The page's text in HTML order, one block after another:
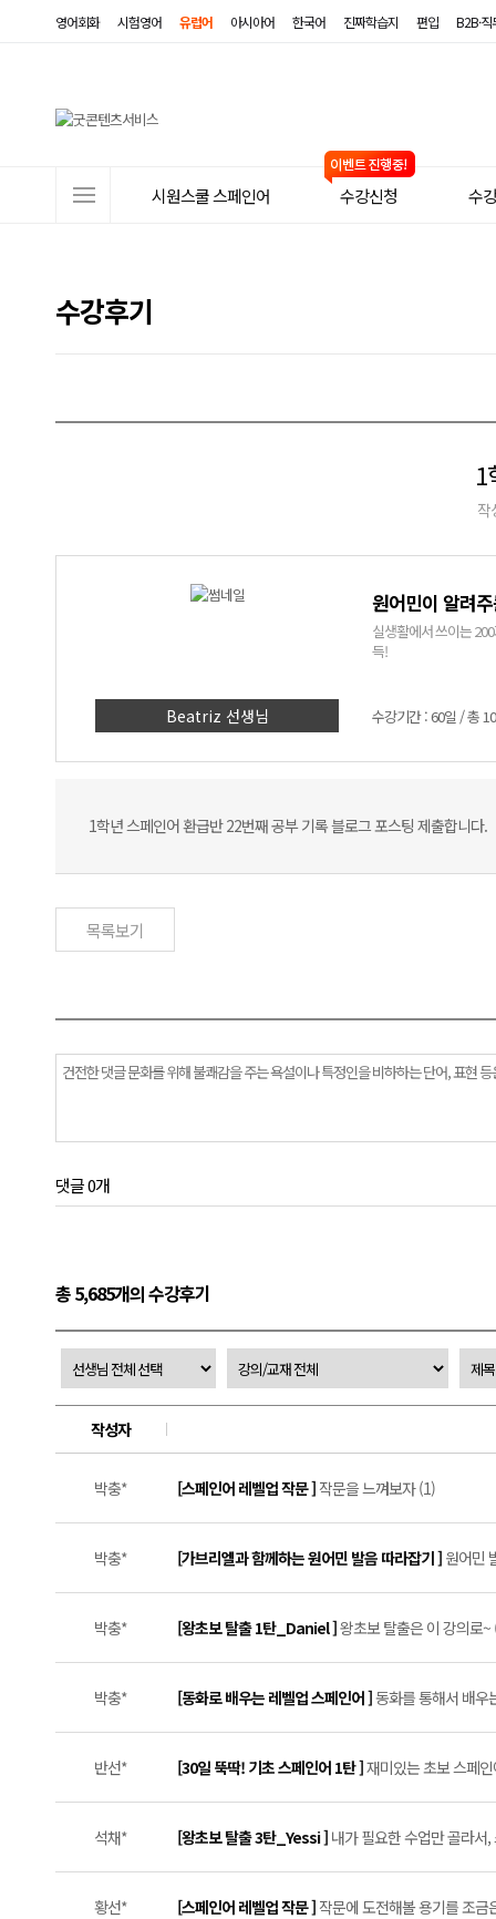
영어회화 시험영어 유럽어 아시아어 한국어 진짜학습지 편입 B2B·
뉴
시원스쿨 스페인어 수강신청 수
수강후기
1
작
Beatriz 선생님
원어민이 알려
실생활에서 쓰이는
득!
수강기간 : 60일 / 총
1학년 스페인어 환급반 22번째 공부 기록 블로그 포스팅 제출합니다.
목록보기
댓글 0개
총 5,685개의 수강후기
작성자
박충* [스페인어 레벨업 작문 ] 작문을 느껴보자 (1)
박충* [가브리엘과 함께하는 원어민 발음 따라잡기 ] 원어민
박충* [왕초보 탈출 1탄_Daniel ]왕초보 탈출은 이 강의로~
박충* [동화로 배우는 레벨업 스페인어 ]동화를 통해서 배우
반선* [30일 뚝딱! 기초 스페인어 1탄 ]재미있는 초보 스페
석채* [왕초보 탈출 3탄_Yessi ] 내가 필요한 수업만 골라서
황선* [스페인어 레벨업 작문 ] 작문에 도전해볼 용기를 조금